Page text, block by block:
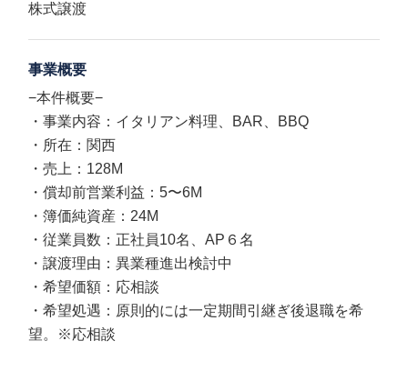
株式譲渡
事業概要
−本件概要−
・事業内容：イタリアン料理、BAR、BBQ
・所在：関西
・売上：128M
・償却前営業利益：5〜6M
・簿価純資産：24M
・従業員数：正社員10名、AP６名
・譲渡理由：異業種進出検討中
・希望価額：応相談
・希望処遇：原則的には一定期間引継ぎ後退職を希
望。※応相談